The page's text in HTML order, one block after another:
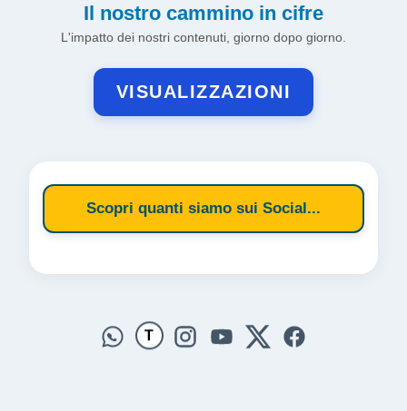
Il nostro cammino in cifre
L'impatto dei nostri contenuti, giorno dopo giorno.
VISUALIZZAZIONI
Scopri quanti siamo sui Social...
T